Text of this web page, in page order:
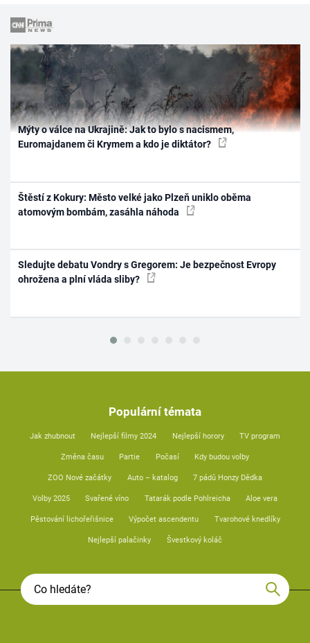
Mýty o válce na Ukrajině: Jak to bylo s nacismem,
Euromajdanem či Krymem a kdo je diktátor?
Štěstí z Kokury: Město velké jako Plzeň uniklo oběma
atomovým bombám, zasáhla náhoda
Sledujte debatu Vondry s Gregorem: Je bezpečnost Evropy
ohrožena a plní vláda sliby?
Populární témata
Jak zhubnout Nejlepší filmy 2024 Nejlepší horory TV program
Změna času Partie Počasí Kdy budou volby
ZOO Nové začátky Auto – katalog 7 pádů Honzy Dědka
Volby 2025 Svařené víno Tatarák podle Pohlreicha Aloe vera
Pěstování lichořeřišnice Výpočet ascendentu Tvarohové knedlíky
Nejlepší palačinky Švestkový koláč